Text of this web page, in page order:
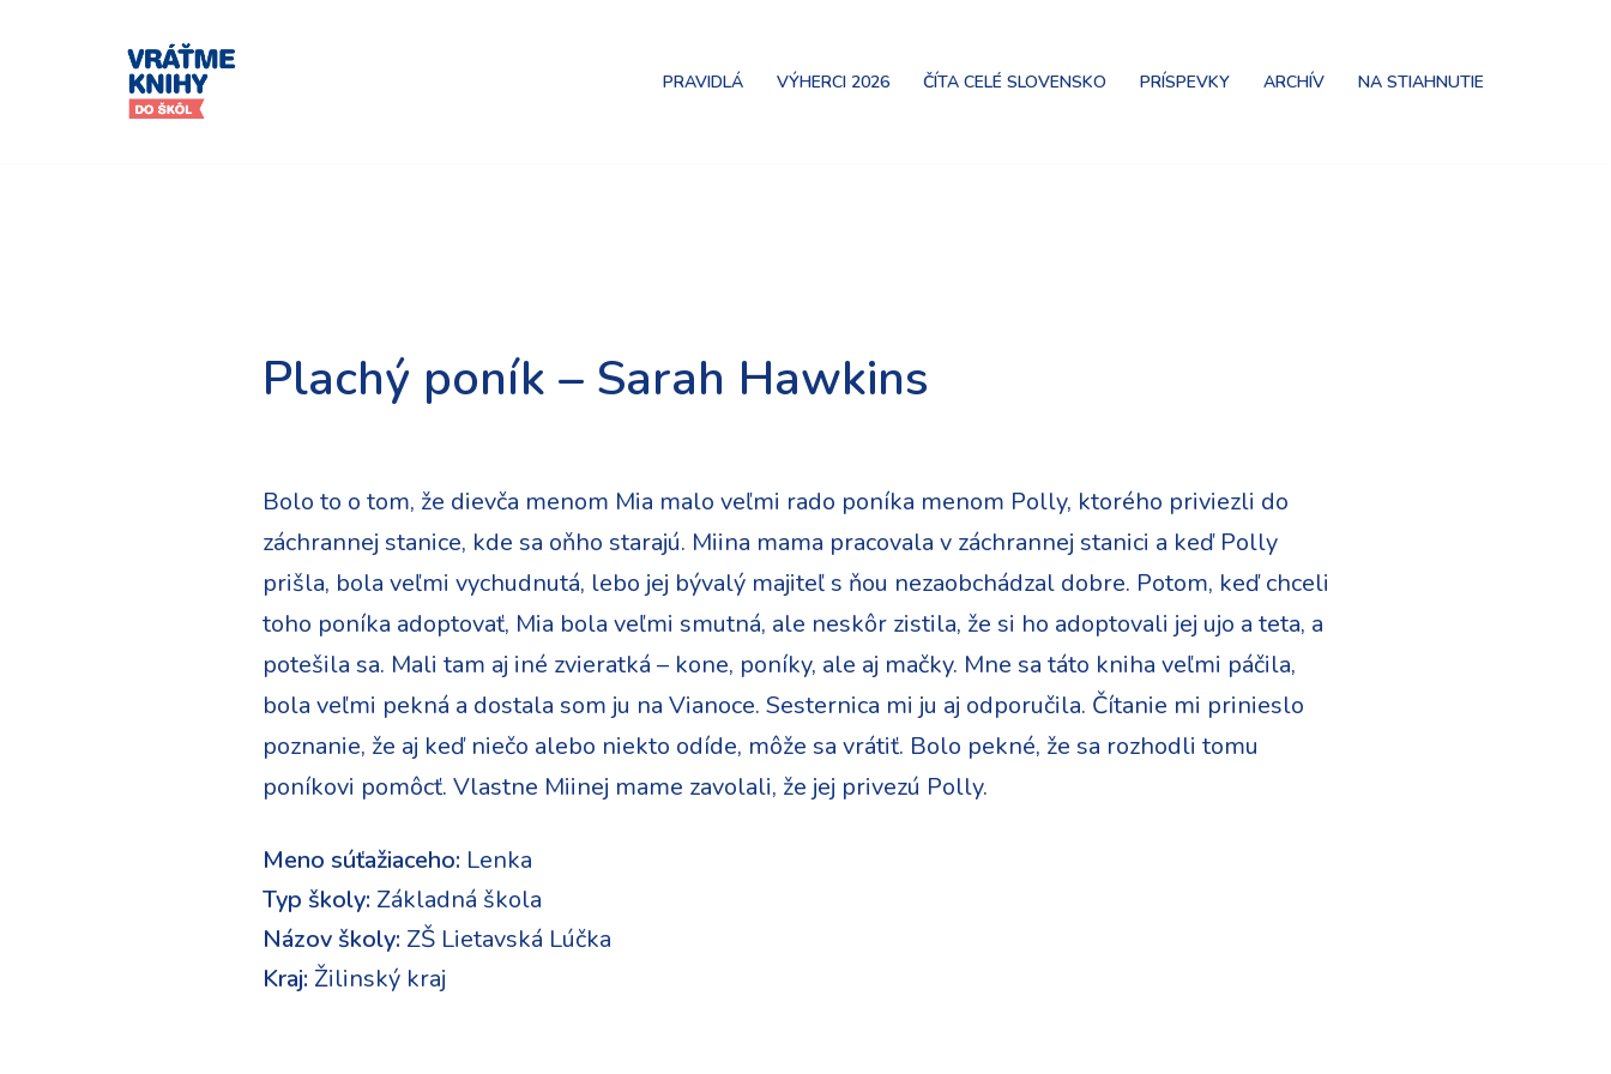
PRAVIDLÁ VÝHERCI 2026 ČÍTA CELÉ SLOVENSKO PRÍSPEVKY ARCHÍV NA STIAHNUTIE
Plachý poník – Sarah Hawkins
Bolo to o tom, že dievča menom Mia malo veľmi rado poníka menom Polly, ktorého priviezli do
záchrannej stanice, kde sa oňho starajú. Miina mama pracovala v záchrannej stanici a keď Polly
prišla, bola veľmi vychudnutá, lebo jej bývalý majiteľ s ňou nezaobchádzal dobre. Potom, keď chceli
toho poníka adoptovať, Mia bola veľmi smutná, ale neskôr zistila, že si ho adoptovali jej ujo a teta, a
potešila sa. Mali tam aj iné zvieratká – kone, poníky, ale aj mačky. Mne sa táto kniha veľmi páčila,
bola veľmi pekná a dostala som ju na Vianoce. Sesternica mi ju aj odporučila. Čítanie mi prinieslo
poznanie, že aj keď niečo alebo niekto odíde, môže sa vrátiť. Bolo pekné, že sa rozhodli tomu
poníkovi pomôcť. Vlastne Miinej mame zavolali, že jej privezú Polly.
Meno súťažiaceho: Lenka
Typ školy: Základná škola
Názov školy: ZŠ Lietavská Lúčka
Kraj: Žilinský kraj